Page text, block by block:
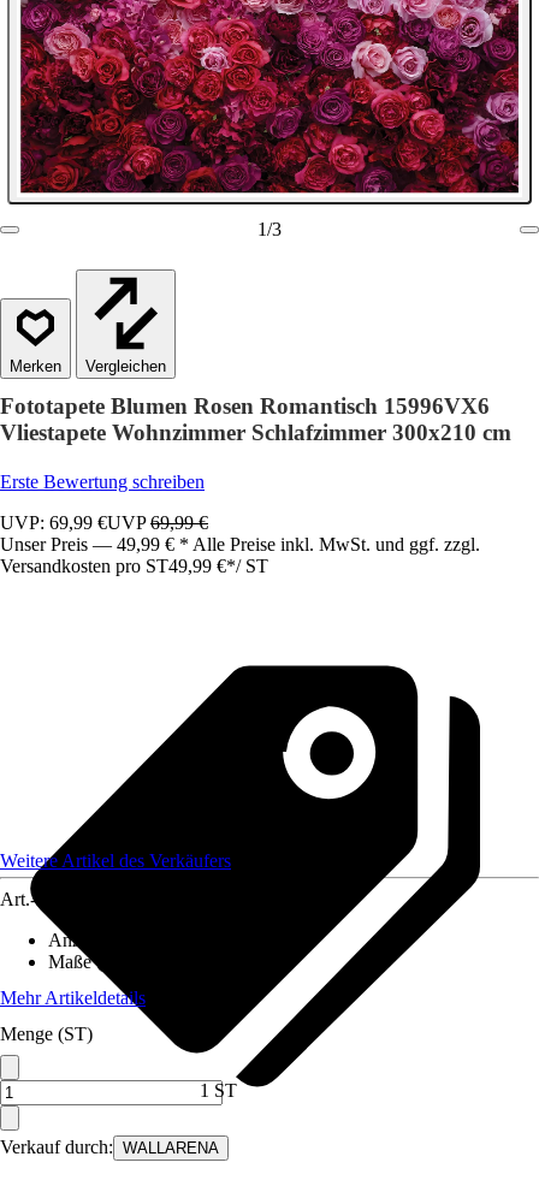
1/3
Vergleichen
Fototapete Blumen Rosen Romantisch 15996VX6
Vliestapete Wohnzimmer Schlafzimmer 300x210 cm
Erste Bewertung schreiben
UVP: 69,99 €UVP69,99 €
Unser Preis — 49,99 € * Alle Preise inkl. MwSt. und ggf. zzgl.
Versandkosten pro ST49,99 €*/ ST
Verkauf durch: WALLARENA
Weitere Artikel des Verkäufers
Art.-Nr.
Anzahl der Teile
Maße (BxH)
Mehr Artikeldetails
Menge (ST)
1 ST